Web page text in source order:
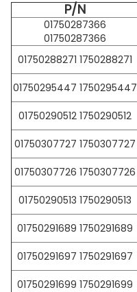
P/N
01750287366
01750287366
01750288271 1750288271
01750295447 1750295447
01750290512 1750290512
01750307727 1750307727
01750307726 1750307726
01750290513 1750290513
01750291689 1750291689
01750291697 1750291697
01750291699 1750291699